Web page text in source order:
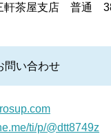
軒茶屋支店 普通
問い合わせ
ti/p/@dtt8749z